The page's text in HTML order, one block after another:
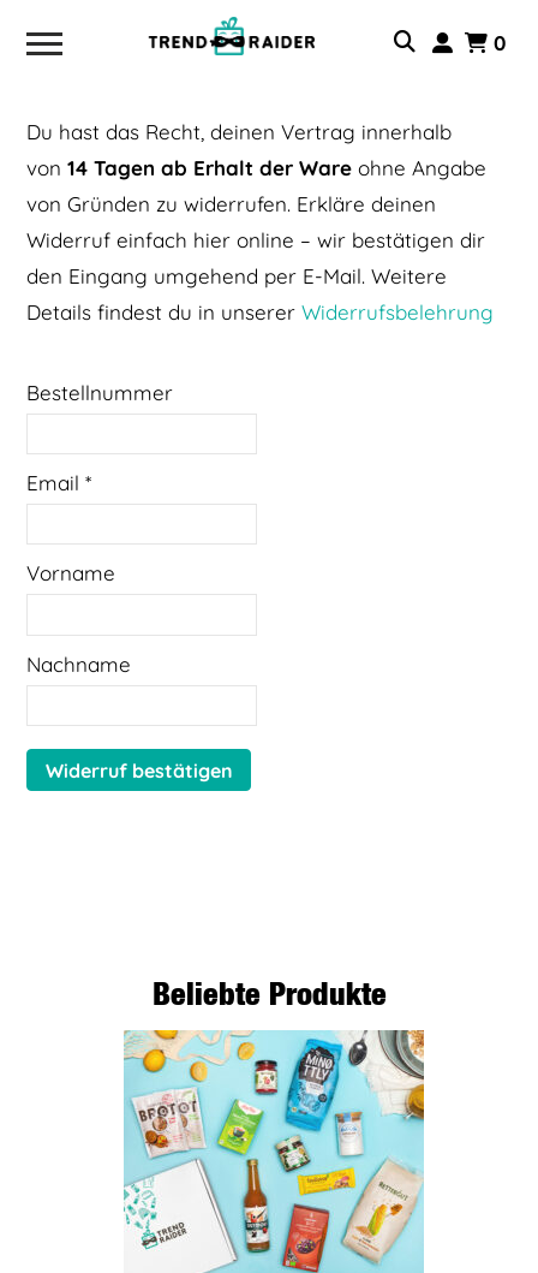
0
Du hast das Recht, deinen Vertrag innerhalb
von14 Tagen ab Erhalt der Ware ohne Angabe
von Gründen zu widerrufen. Erkläre deinen
Widerruf einfach hier online – wir bestätigen dir
den Eingang umgehend per E-Mail. Weitere
Details findest du in unsererWiderrufsbelehrung
Bestellnummer
Email*
E-
Vorname
Nachname
Widerruf bestätigen
Beliebte Produkte